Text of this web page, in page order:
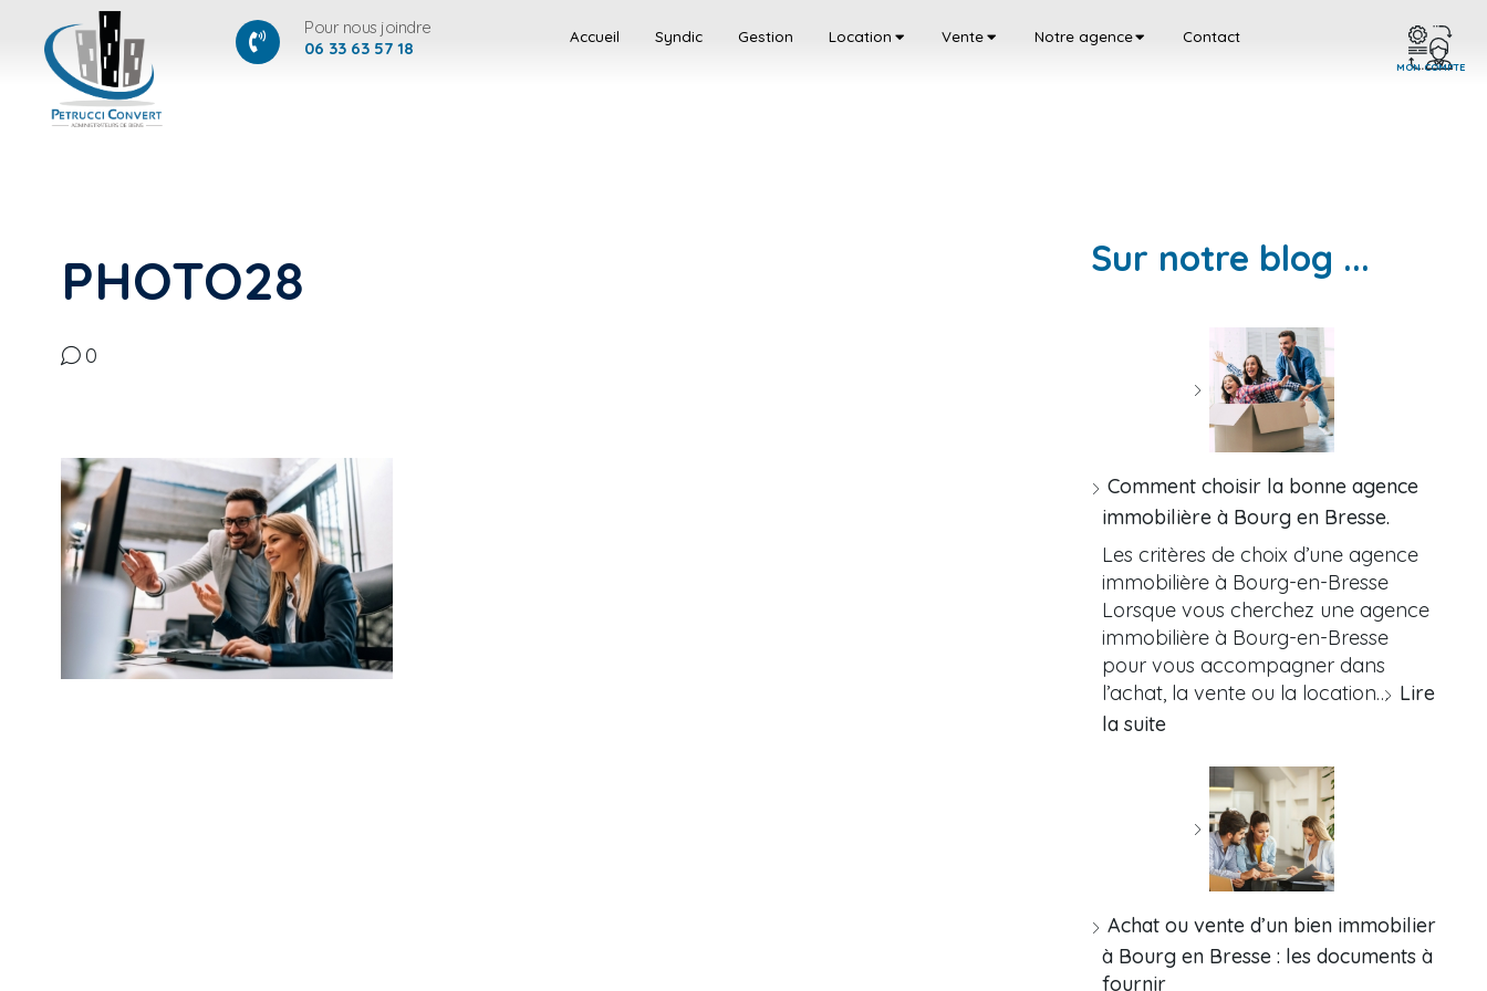
06 33 63 57 18
Pour nous joindre Accueil Syndic Gestion Location Vente Notre agence Contact
MON COMPTE
PHOTO28
0
Sur notre blog ...
Comment choisir la bonne agence
immobilière à Bourg en Bresse.
Les critères de choix d’une agence
immobilière à Bourg-en-Bresse
Lorsque vous cherchez une agence
immobilière à Bourg-en-Bresse
pour vous accompagner dans
l’achat, la vente ou la location… Lire
la suite
Achat ou vente d’un bien immobilier
à Bourg en Bresse : les documents à
fournir